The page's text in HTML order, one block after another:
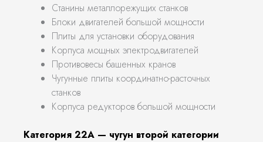
Станины металлорежущих станков
Блоки двигателей большой мощности
Плиты для установки оборудования
Корпуса мощных электродвигателей
Противовесы башенных кранов
Чугунные плиты координатно-расточных
станков
Корпуса редукторов большой мощности
Категория 22А — чугун второй категории